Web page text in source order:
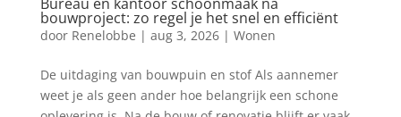
bouwproject: zo regel je het snel en efficiënt
door Renelobbe | aug 3, 2026| Wonen
De uitdaging van bouwpuin en stof Als aannemer
weet je als geen ander hoe belangrijk een schone